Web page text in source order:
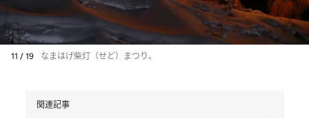
11 / 19 なまはげ柴灯（せど）まつり。
関連記事